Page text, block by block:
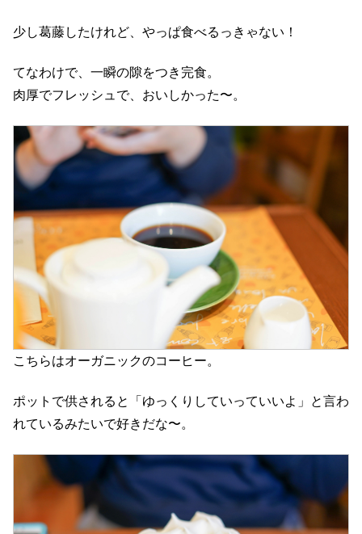
少し葛藤したけれど、やっぱ食べるっきゃない！
てなわけで、一瞬の隙をつき完食。
肉厚でフレッシュで、おいしかった〜。
こちらはオーガニックのコーヒー。
ポットで供されると「ゆっくりしていっていいよ」と言わ
れているみたいで好きだな〜。